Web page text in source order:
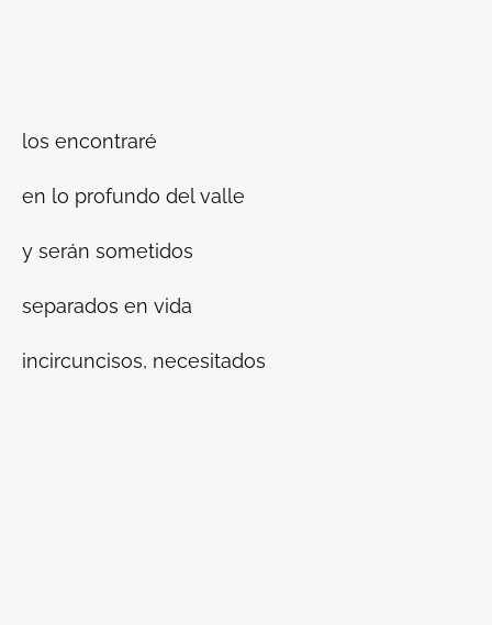
los encontraré
en lo profundo del valle
y serán sometidos
separados en vida
incircuncisos, necesitados